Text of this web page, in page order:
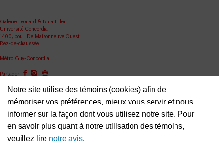
Notre site utilise des témoins (cookies) afin de
mémoriser vos préférences, mieux vous servir et nous
informer sur la façon dont vous utilisez notre site. Pour
en savoir plus quant à notre utilisation des témoins,
veuillez lire notre avis.
Galerie Leonard & Bina Ellen
Université Concordia
1400, boul. De Maisonneuve Ouest
Rez-de-chaussée
Métro Guy-Concordia
Partager
ellen.artgallery@concordia.ca